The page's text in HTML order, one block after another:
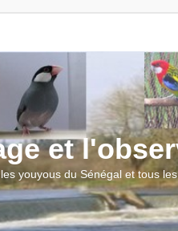
et
youyous du Sénégal et tous